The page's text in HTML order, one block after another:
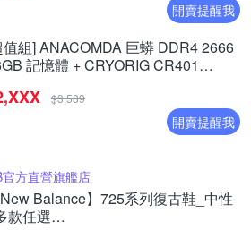
開賣提醒我
值組] ANACOMDA 巨蟒 DDR4 2666
記憶體 + CRYORIG CR401
$3,589
開賣提醒我
官方直營旗艦店
New Balance】725系列復古鞋_中性
款任選